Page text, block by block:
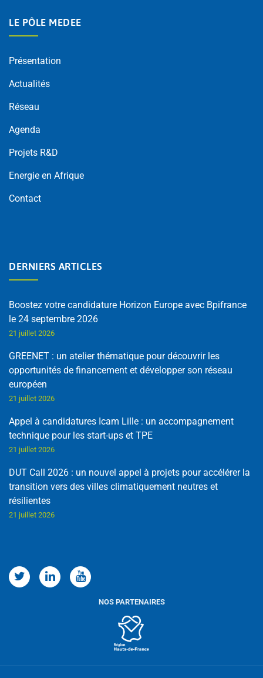
LE PÔLE MEDEE
Présentation
Actualités
Réseau
Agenda
Projets R&D
Energie en Afrique
Contact
DERNIERS ARTICLES
Boostez votre candidature Horizon Europe avec Bpifrance
le 24 septembre 2026
21 juillet 2026
GREENET : un atelier thématique pour découvrir les
opportunités de financement et développer son réseau
européen
21 juillet 2026
Appel à candidatures Icam Lille : un accompagnement
technique pour les start-ups et TPE
21 juillet 2026
DUT Call 2026 : un nouvel appel à projets pour accélérer la
transition vers des villes climatiquement neutres et
résilientes
21 juillet 2026